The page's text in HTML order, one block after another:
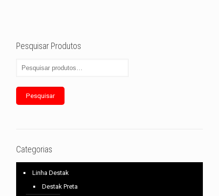
Pesquisar Produtos
Pesquisar
Categorias
Linha Destak
Destak Preta